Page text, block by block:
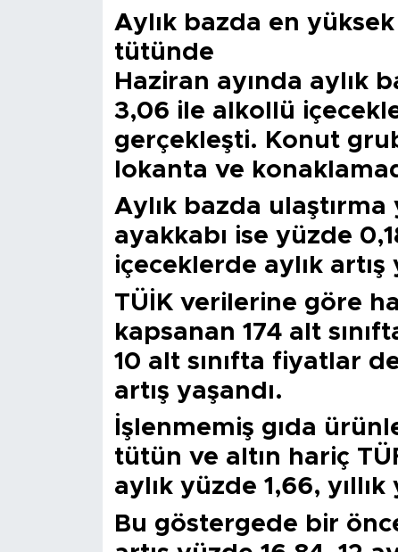
Aylık bazda en
tütünde
Haziran ayında aylık
3,06 ile alkollü
gerçekleşti. Konut
lokanta ve
Aylık bazda
ayakkabı ise yüzde
içeceklerde aylık artış
TÜİK verilerine göre
kapsanan 174 alt
10 alt sınıfta fiyatlar
artış yaşandı.
İşlenmemiş gıda
tütün ve altın hariç
aylık yüzde 1,66,
Bu göstergede bir